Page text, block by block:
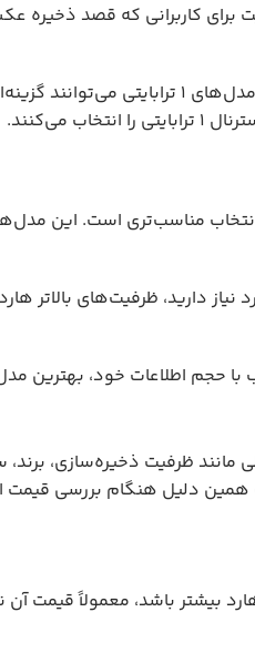
ظرفیت برای کاربرانی که قصد
اگر به دنبال هارد اکسترنال با قیمت اقتصادی‌تر و فضای کافی برای
هارد ۲ ترابایت یا ظرفیت‌های بالاتر انتخاب
دارید، ظرفیت‌های بالاتر
حجم اطلاعات خود، بهترین
ظرفیت ذخیره‌سازی، برند،
همین دلیل هنگام بررسی قیمت
بیشتر باشد، معمولاً قیمت آن